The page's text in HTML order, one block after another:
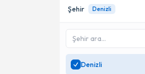
Online danışmanlık sunan
SadeceDenizli
uzman ara
Şehir Denizli
Denizli